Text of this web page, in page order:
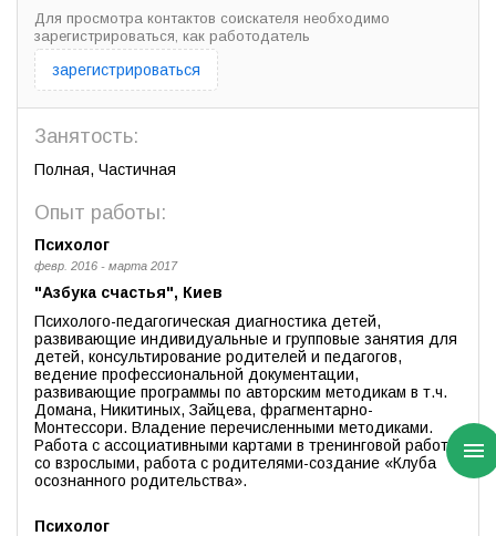
Для просмотра контактов соискателя необходимо
зарегистрироваться, как работодатель
зарегистрироваться
Занятость:
Полная, Частичная
Опыт работы:
Психолог
февр. 2016 - марта 2017
"Азбука счастья", Киев
Психолого-педагогическая диагностика детей,
развивающие индивидуальные и групповые занятия для
детей, консультирование родителей и педагогов,
ведение профессиональной документации,
развивающие программы по авторским методикам в т.ч.
Домана, Никитиных, Зайцева, фрагментарно-
Монтессори. Владение перечисленными методиками.
Работа с ассоциативными картами в тренинговой работе
со взрослыми, работа с родителями-создание «Клуба
осознанного родительства».
Психолог